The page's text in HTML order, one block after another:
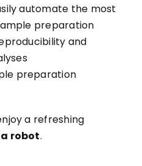
automate the most
preparation
and
preparation
a refreshing
robot.